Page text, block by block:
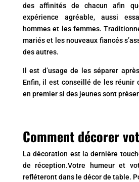
des affinités de chacun afin
expérience agréable, aussi
hommes et les femmes.
mariés et les nouveaux fiancés
des autres.
Il est d’usage de les séparer
Enfin, il est conseillé de les réunir
en premier si des jeunes sont
Comment décorer
La décoration est la dernière
de réception.Votre humeur et
refléteront dans le décor de table.